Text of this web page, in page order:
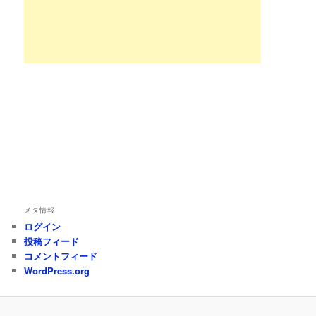
メタ情報
ログイン
投稿フィード
コメントフィード
WordPress.org